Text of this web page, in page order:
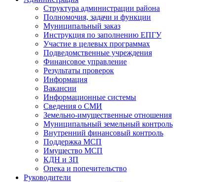
Структура администрации района
Полномочия, задачи и функции
Муниципальный заказ
Инструкция по заполнению ЕПГУ
Участие в целевых программах
Подведомственные учреждения
Финансовое управление
Результаты проверок
Информация
Вакансии
Информационные системы
Сведения о СМИ
Земельно-имущественные отношения
Муниципальный земельный контроль
Внутренний финансовый контроль
Поддержка МСП
Имущество МСП
КДН и ЗП
Опека и попечительство
Руководители